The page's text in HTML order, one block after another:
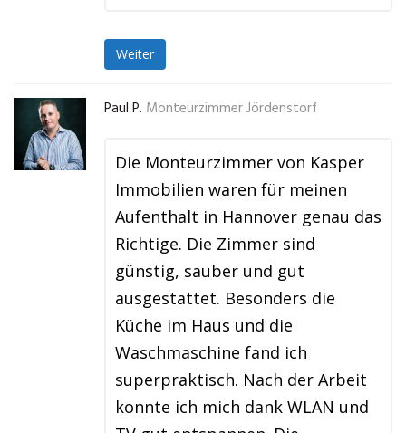
Weiter
Paul P. Monteurzimmer Jördenstorf
Die Monteurzimmer von Kasper
Immobilien waren für meinen
Aufenthalt in Hannover genau das
Richtige. Die Zimmer sind
günstig, sauber und gut
ausgestattet. Besonders die
Küche im Haus und die
Waschmaschine fand ich
superpraktisch. Nach der Arbeit
konnte ich mich dank WLAN und